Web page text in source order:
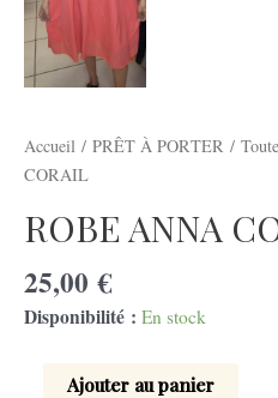
Accueil / PRÊT À PORTER /
CORAIL
ROBE ANNA
25,00€
Disponibilité : En stock
Ajouter au panier